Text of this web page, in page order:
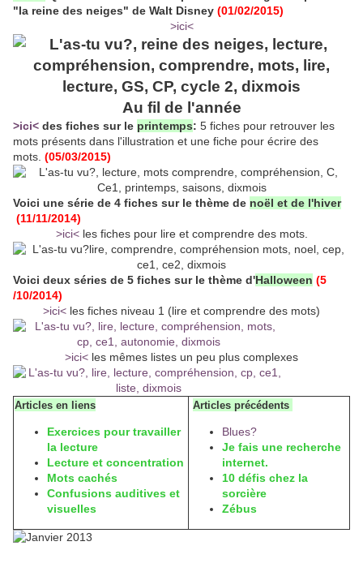
"la reine des neiges" de Walt Disney (01/02/2015)
>ici<
Au fil de l'année
>ici< des fiches sur le printemps: 5 fiches pour retrouver les
mots présents dans l'illustration et une fiche pour écrire des
mots. (05/03/2015)
Voici une série de 4 fiches sur le thème de noël et de l'hiver
(11/11/2014)
>ici<les fiches pour lire et comprendre des mots.
Voici deux séries de 5 fiches sur le thème d'Halloween (5
/10/2014)
>ici< les fiches niveau 1 (lire et comprendre des mots)
>ici< les mêmes listes un peu plus complexes
Articles en liens
Exercices pour travailler
la lecture
Lecture et concentration
Mots cachés
Confusions auditives et
visuelles
Articles précédents
Blues?
Je fais une recherche
internet.
10 défis chez la
sorcière
Zébus